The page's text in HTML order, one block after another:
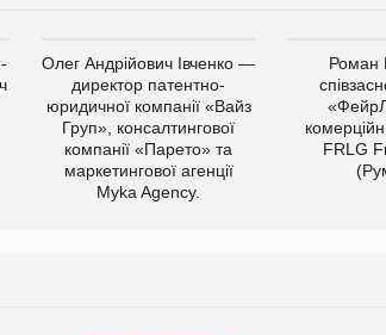
Олег Андрійович Івченко —
директор патентно-
юридичної компанії «Вайз
Груп», консалтингової
компанії «Парето» та
маркетингової агенції
Myka Agency.
Роман
FRLG